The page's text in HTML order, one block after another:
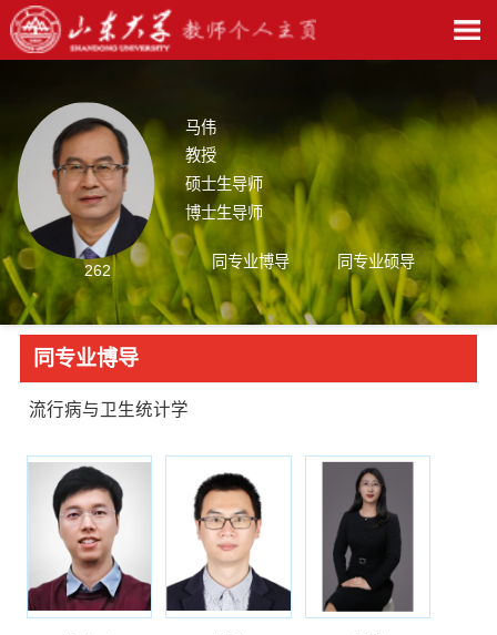
马伟
教授
硕士生导师
博士生导师
同专业博导 同专业硕导
262
同专业博导
流行病与卫生统计学